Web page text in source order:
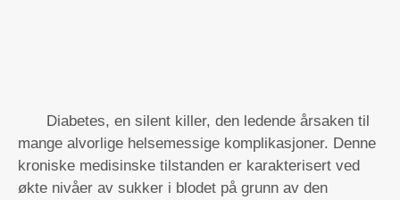
Diabetes, en silent killer, den ledende årsaken til
mange alvorlige helsemessige komplikasjoner. Denne
kroniske medisinske tilstanden er karakterisert ved
økte nivåer av sukker i blodet på grunn av den